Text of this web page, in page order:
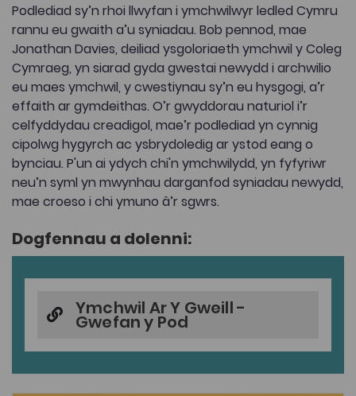
Podlediad sy’n rhoi llwyfan i ymchwilwyr ledled Cymru
rannu eu gwaith a’u syniadau. Bob pennod, mae
Jonathan Davies, deiliad ysgoloriaeth ymchwil y Coleg
Cymraeg, yn siarad gyda gwestai newydd i archwilio
eu maes ymchwil, y cwestiynau sy’n eu hysgogi, a’r
effaith ar gymdeithas. O’r gwyddorau naturiol i’r
celfyddydau creadigol, mae’r podlediad yn cynnig
cipolwg hygyrch ac ysbrydoledig ar ystod eang o
bynciau. P'un ai ydych chi'n ymchwilydd, yn fyfyriwr
neu’n syml yn mwynhau darganfod syniadau newydd,
mae croeso i chi ymuno â’r sgwrs.
Dogfennau a dolenni:
Ymchwil Ar Y Gweill -
Gwefan y Pod